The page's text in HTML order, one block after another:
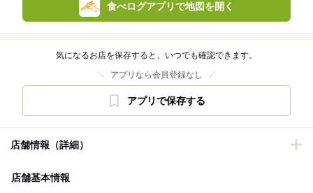
食べログアプリで地図を開く
気になるお店を保存すると、いつでも確認できます。
アプリなら会員登録なし
アプリで保存する
店舗情報（詳細）
店舗基本情報